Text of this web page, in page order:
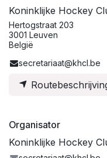
Koninklijke Hockey
Hertogstraat 203
3001 Leuven
België
secretariaat@khcl.be
Organisator
Koninklijke Hockey